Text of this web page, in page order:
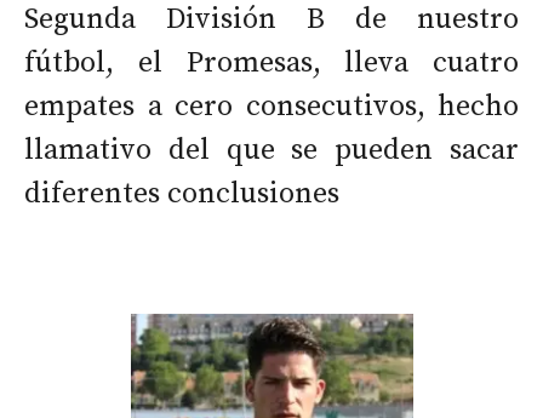
Segunda División B de nuestro
fútbol, el Promesas, lleva cuatro
empates a cero consecutivos, hecho
llamativo del que se pueden sacar
diferentes conclusiones